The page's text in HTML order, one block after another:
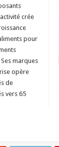
crée
pour
marques
opère
de
vers 65